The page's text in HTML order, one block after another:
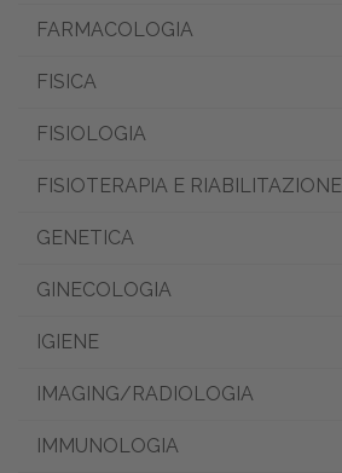
FARMACOLOGIA
FISICA
FISIOLOGIA
FISIOTERAPIA E RIABILITAZIONE
GENETICA
GINECOLOGIA
IGIENE
IMAGING/RADIOLOGIA
IMMUNOLOGIA